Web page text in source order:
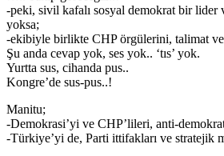
-peki, sivil kafalı sosyal demokrat bir lider
yoksa;
-ekibiyle birlikte CHP örgülerini, talimat
Şu anda cevap yok, ses yok.. ‘tıs’ yok.
Yurtta sus, cihanda pus..
Kongre’de sus-pus..!
Manitu;
-Demokrasi’yi ve CHP’lileri, anti-
-Türkiye’yi de, Parti ittifakları ve stratejik